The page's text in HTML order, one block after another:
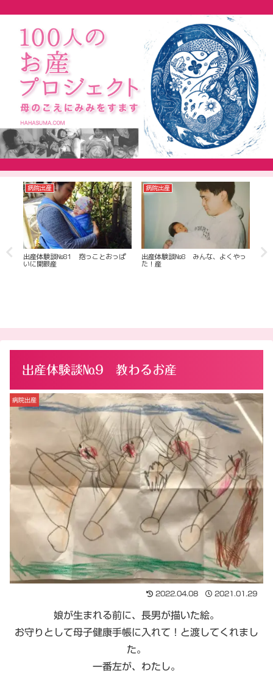
っ
助産院出産
出産体験談№６ マイペースなお産
病院出産
出産体験談№.51 人生の終わりだ
と思ったら愛の始まりだったお産 出
出産体験談№9 教わるお産
病院出産
2022.04.08 2021.01.29
娘が生まれる前に、長男が描いた絵。
お守りとして母子健康手帳に入れて！と渡してくれまし
た。
一番左が、わたし。